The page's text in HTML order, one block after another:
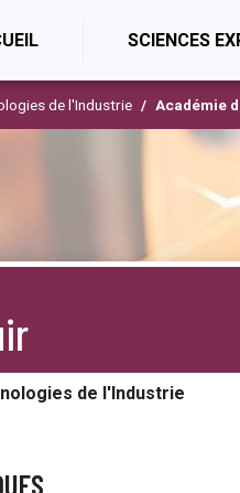
(CURRENT)SCIENCES
de l'Industrie Académie
de l'Industrie